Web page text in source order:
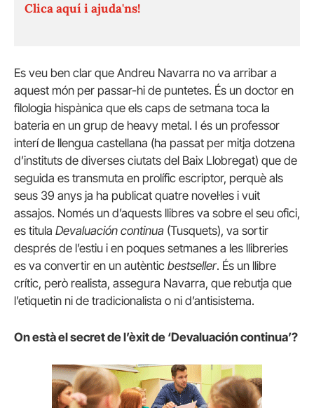
Clica aquí i ajuda'ns!
Es veu ben clar que Andreu Navarra no va arribar a
aquest món per passar-hi de puntetes. És un doctor en
filologia hispànica que els caps de setmana toca la
bateria en un grup de heavy metal. I és un professor
interí de llengua castellana (ha passat per mitja dotzena
d’instituts de diverses ciutats del Baix Llobregat) que de
seguida es transmuta en prolífic escriptor, perquè als
seus 39 anys ja ha publicat quatre novel·les i vuit
assajos. Només un d’aquests llibres va sobre el seu ofici,
es titula Devaluación continua (Tusquets), va sortir
després de l’estiu i en poques setmanes a les llibreries
es va convertir en un autèntic bestseller. És un llibre
crític, però realista, assegura Navarra, que rebutja que
l’etiquetin ni de tradicionalista o ni d’antisistema.
On està el secret de l’èxit de ‘Devaluación continua’?